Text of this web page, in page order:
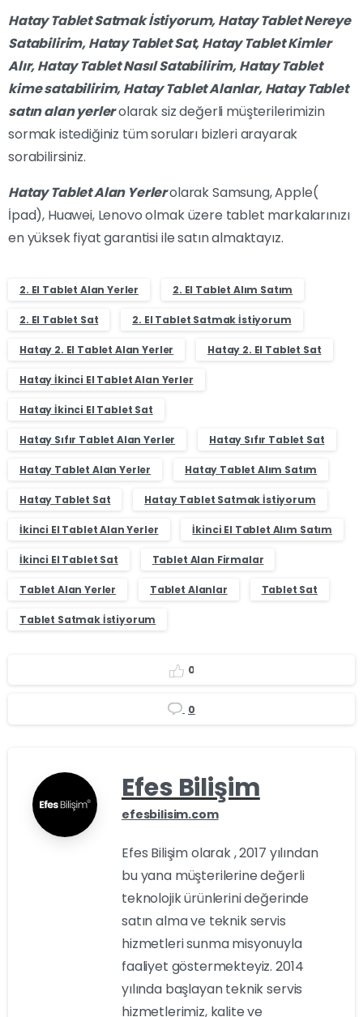
Hatay Tablet Satmak İstiyorum,HatayTablet Nereye
Satabilirim,HatayTablet Sat,HatayTablet Kimler
Alır,HatayTablet Nasıl Satabilirim,HatayTablet
kime satabilirim,HatayTablet Alanlar,HatayTablet
satın alan yerlerolarak siz değerli müşterilerimizin
sormak istediğiniz tüm soruları bizleri arayarak
sorabilirsiniz.
Hatay Tablet Alan Yerlerolarak Samsung, Apple(
İpad), Huawei, Lenovo olmak üzere tablet markalarınızı
en yüksek fiyat garantisi ile satın almaktayız.
2. El Tablet Alan Yerler 2. El Tablet Alım Satım
2. El Tablet Sat 2. El Tablet Satmak İstiyorum
Hatay 2. El Tablet Alan Yerler Hatay 2. El Tablet Sat
Hatay İkinci El Tablet Alan Yerler
Hatay İkinci El Tablet Sat
Hatay Sıfır Tablet Alan Yerler Hatay Sıfır Tablet Sat
Hatay Tablet Alan Yerler Hatay Tablet Alım Satım
Hatay Tablet Sat Hatay Tablet Satmak İstiyorum
İkinci El Tablet Alan Yerler İkinci El Tablet Alım Satım
İkinci El Tablet Sat Tablet Alan Firmalar
Tablet Alan Yerler Tablet Alanlar Tablet Sat
Tablet Satmak İstiyorum
0
0
Efes Bilişim
efesbilisim.com
Efes Bilişim olarak , 2017 yılından
bu yana müşterilerine değerli
teknolojik ürünlerini değerinde
satın alma ve teknik servis
hizmetleri sunma misyonuyla
faaliyet göstermekteyiz. 2014
yılında başlayan teknik servis
hizmetlerimiz, kalite ve